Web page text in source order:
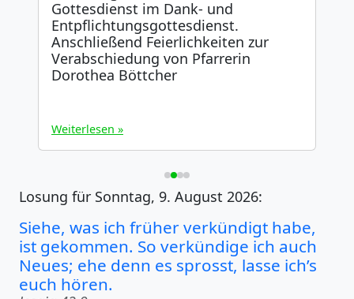
Gottesdienst im Dank- und
Entpflichtungsgottesdienst.
Anschließend Feierlichkeiten zur
Verabschiedung von Pfarrerin
Dorothea Böttcher
Weiterlesen »
Losung für Sonntag, 9. August 2026:
Siehe, was ich früher verkündigt habe,
ist gekommen. So verkündige ich auch
Neues; ehe denn es sprosst, lasse ich’s
euch hören.